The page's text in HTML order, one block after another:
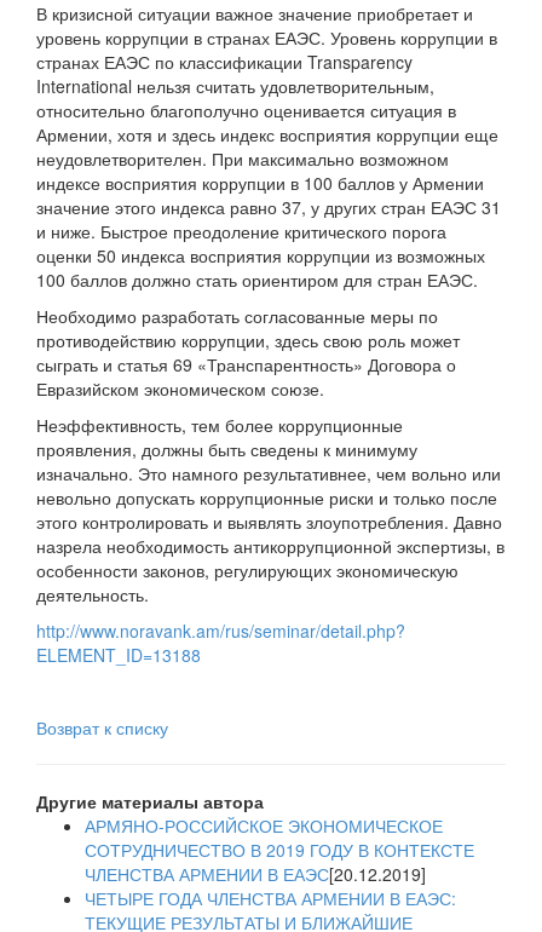
В кризисной ситуации важное значение приобретает и
уровень коррупции в странах ЕАЭС. Уровень коррупции в
странах ЕАЭС по классификации Transparency
International нельзя считать удовлетворительным,
относительно благополучно оценивается ситуация в
Армении, хотя и здесь индекс восприятия коррупции еще
неудовлетворителен. При максимально возможном
индексе восприятия коррупции в 100 баллов у Армении
значение этого индекса равно 37, у других стран ЕАЭС 31
и ниже. Быстрое преодоление критического порога
оценки 50 индекса восприятия коррупции из возможных
100 баллов должно стать ориентиром для стран ЕАЭС.
Необходимо разработать согласованные меры по
противодействию коррупции, здесь свою роль может
сыграть и статья 69 «Транспарентность» Договора о
Евразийском экономическом союзе.
Неэффективность, тем более коррупционные
проявления, должны быть сведены к минимуму
изначально. Это намного результативнее, чем вольно или
невольно допускать коррупционные риски и только после
этого контролировать и выявлять злоупотребления. Давно
назрела необходимость антикоррупционной экспертизы, в
особенности законов, регулирующих экономическую
деятельность.
http://www.noravank.am/rus/seminar/detail.php?
ELEMENT_ID=13188
Возврат к списку
Другие материалы автора
АРМЯНО-РОССИЙСКОЕ ЭКОНОМИЧЕСКОЕ
СОТРУДНИЧЕСТВО В 2019 ГОДУ В КОНТЕКСТЕ
ЧЛЕНСТВА АРМЕНИИ В ЕАЭС[20.12.2019]
ЧЕТЫРЕ ГОДА ЧЛЕНСТВА АРМЕНИИ В ЕАЭС:
ТЕКУЩИЕ РЕЗУЛЬТАТЫ И БЛИЖАЙШИЕ